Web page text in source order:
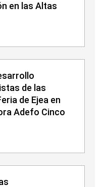
en las Altas
de las
de Ejea en
Adefo Cinco